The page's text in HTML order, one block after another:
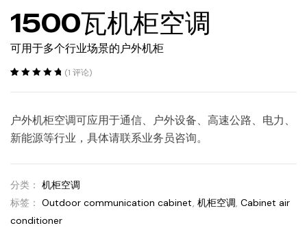
1500瓦机柜空调
可用于多个行业场景的户外机柜
rating
(1 评论)
户外机柜空调可应用于通信、户外设备、高速公路、电力、
新能源等行业，具体请联系业务员咨询。
分类： 机柜空调
标签： Outdoor communication cabinet, 机柜空调, Cabinet air
conditioner